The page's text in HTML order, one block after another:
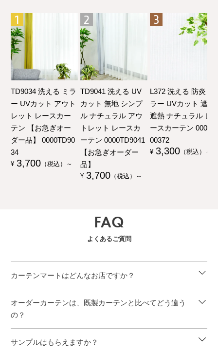
TD9034 洗える ミラ
ー UVカット アウト
レット レースカー
テン 【お急ぎオー
ダー品】 0000TD90
34
¥ 3,700 （税込）～
TD9041 洗える UV
カット 無地 シンプ
ル ナチュラル アウ
トレット レースカ
ーテン 0000TD9041
【お急ぎオーダー
品】
¥ 3,700 （税込）～
L372 洗える 防炎 ミ
ラー UVカット 遮像
遮熱 ナチュラル レ
ースカーテン 00000
00372
¥ 3,300 （税込）～
FAQ
よくあるご質問
カーテンマートはどんなお店ですか？
オーダーカーテンは、既製カーテンと比べてどう違う
の？
サンプルはもらえますか？